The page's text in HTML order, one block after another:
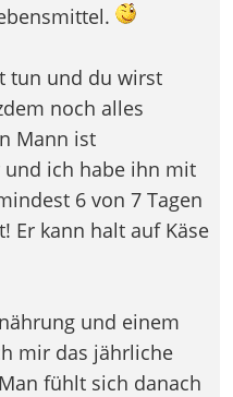
tun und du wirst
noch alles
Mann ist
und ich habe ihn mit
6 von 7 Tagen
Er kann halt auf Käse
und einem
mir das jährliche
fühlt sich danach